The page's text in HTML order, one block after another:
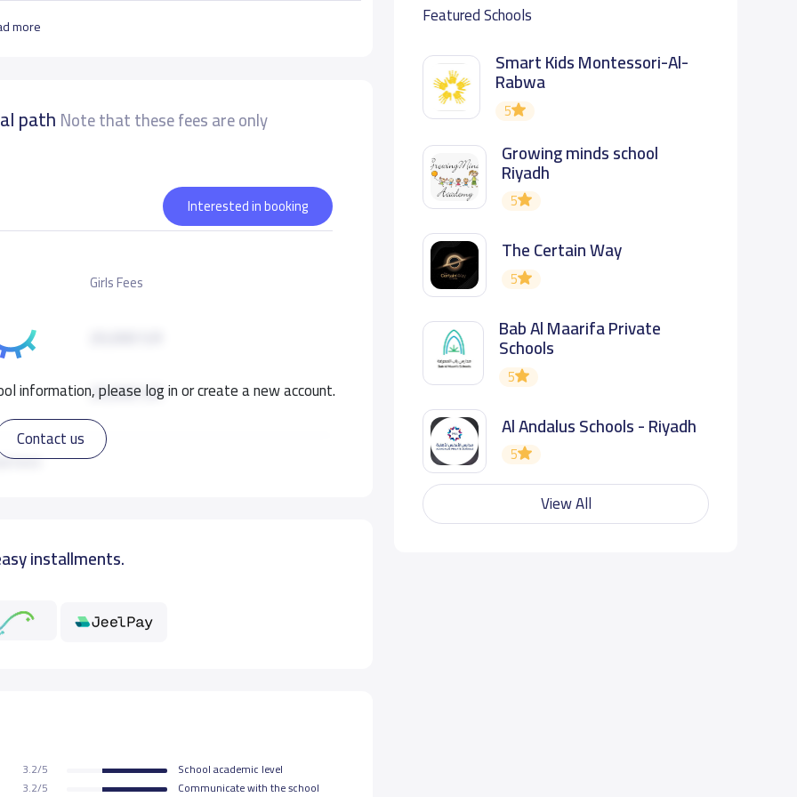
more
path Note that these fees are only
please log in or create a new account.
Contact us
Interested in booking
more
Girls Fees
20,000 S.R
20,000 S.R
22,000 S.R
22,000 S.R
22,000 S.R
installments.
3.2/5
School academic level
3.2/5
Communicate with the school
Featured Schools
Smart Kids Montessori-Al-
Rabwa
5
Growing minds school
Riyadh
5
The Certain Way
5
Bab Al Maarifa Private
Schools
5
Al Andalus Schools - Riyadh
5
View All